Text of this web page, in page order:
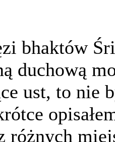
bhaktów
duchową
ust, to nie
różnych